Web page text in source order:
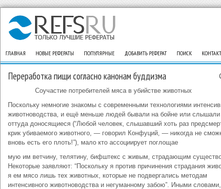
ГЛАВНАЯ НОВЫЕ РЕФЕРАТЫ ПОПУЛЯРНЫЕ ДОБАВИТЬ РЕФЕРАТ ПОИСК
Переработка пищи согласно канонам буддизма
Соучастие потребителей мяса в убийстве животных
Поскольку немногие знакомы с современными технологиями
животноводства, и ещё меньше людей бывали на бойне или слышали
оттуда доносящиеся (“Любой человек, слышавший хоть раз
крик убиваемого животного, — говорил Конфуций, — никогда не
вновь есть его плоть!”), мало кто ассоциирует поглощае
мую им ветчину, телятину, бифштекс с живым, страдающим
Некоторые заявляют: “Поскольку я против причинения страдания
я ем мясо лишь тех животных, которые не подвергались методам
интенсивного животноводства и негуманному забою”. Иными словами,